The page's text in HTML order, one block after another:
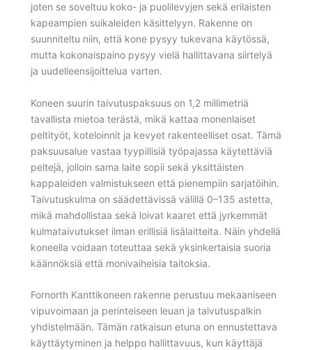
joten se soveltuu koko- ja puolilevyjen sekä erilaisten
kapeampien suikaleiden käsittelyyn. Rakenne on
suunniteltu niin, että kone pysyy tukevana käytössä,
mutta kokonaispaino pysyy vielä hallittavana siirtelyä
ja uudelleensijoittelua varten.
Koneen suurin taivutuspaksuus on 1,2 millimetriä
tavallista mietoa terästä, mikä kattaa monenlaiset
peltityöt, koteloinnit ja kevyet rakenteelliset osat. Tämä
paksuusalue vastaa tyypillisiä työpajassa käytettäviä
peltejä, jolloin sama laite sopii sekä yksittäisten
kappaleiden valmistukseen että pienempiin sarjatöihin.
Taivutuskulma on säädettävissä välillä 0–135 astetta,
mikä mahdollistaa sekä loivat kaaret että jyrkemmät
kulmataivutukset ilman erillisiä lisälaitteita. Näin yhdellä
koneella voidaan toteuttaa sekä yksinkertaisia suoria
käännöksiä että monivaiheisia taitoksia.
Fornorth Kanttikoneen rakenne perustuu mekaaniseen
vipuvoimaan ja perinteiseen leuan ja taivutuspalkin
yhdistelmään. Tämän ratkaisun etuna on ennustettava
käyttäytyminen ja helppo hallittavuus, kun käyttäjä